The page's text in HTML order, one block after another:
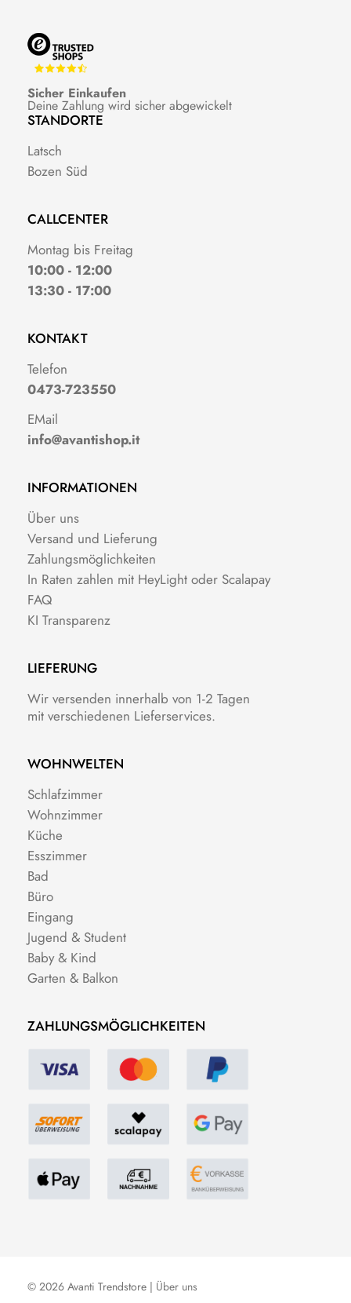
Sicher Einkaufen
Deine Zahlung wird sicher abgewickelt
STANDORTE
Latsch
Bozen Süd
CALLCENTER
Montag bis Freitag
10:00 - 12:00
13:30 - 17:00
KONTAKT
Telefon
0473-723550
EMail
info@avantishop.it
INFORMATIONEN
Über uns
Versand und Lieferung
Zahlungsmöglichkeiten
In Raten zahlen mit HeyLight oder Scalapay
FAQ
KI Transparenz
LIEFERUNG
Wir versenden innerhalb von 1-2 Tagen
mit verschiedenen Lieferservices.
WOHNWELTEN
Schlafzimmer
Wohnzimmer
Küche
Esszimmer
Bad
Büro
Eingang
Jugend & Student
Baby & Kind
Garten & Balkon
ZAHLUNGSMÖGLICHKEITEN
© 2026 Avanti Trendstore | Über uns